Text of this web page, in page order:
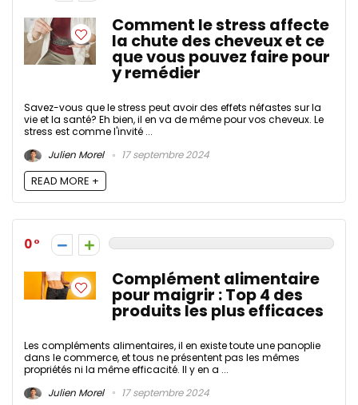
Comment le stress affecte
la chute des cheveux et ce
que vous pouvez faire pour
y remédier
Savez-vous que le stress peut avoir des effets néfastes sur la
vie et la santé? Eh bien, il en va de même pour vos cheveux. Le
stress est comme l'invité ...
Julien Morel
17 septembre 2024
READ MORE +
0
Complément alimentaire
pour maigrir : Top 4 des
produits les plus efficaces
Les compléments alimentaires, il en existe toute une panoplie
dans le commerce, et tous ne présentent pas les mêmes
propriétés ni la même efficacité. Il y en a ...
Julien Morel
17 septembre 2024